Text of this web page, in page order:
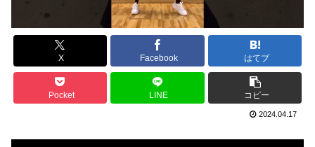
X Facebook はてブ
Pocket LINE コピー
2024.04.17